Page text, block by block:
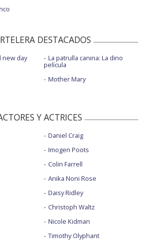
DESTACADOS
new day
La patrulla canina: La dino
película
Mother Mary
Y ACTRICES
Daniel Craig
Imogen Poots
Colin Farrell
Anika Noni Rose
Daisy Ridley
Christoph Waltz
Nicole Kidman
Timothy Olyphant